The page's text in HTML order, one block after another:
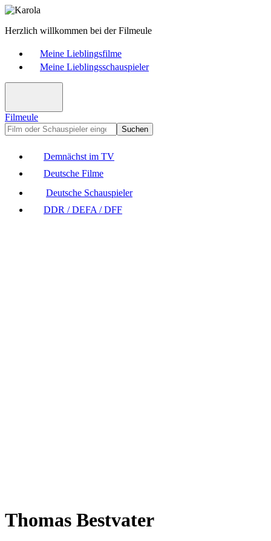
Herzlich willkommen bei der Filmeule
Meine Lieblingsfilme
Meine Lieblingsschauspieler
Filmeule
Suchen
Demnächst im TV
Deutsche Filme
Deutsche Schauspieler
DDR / DEFA / DFF
Thomas Bestvater